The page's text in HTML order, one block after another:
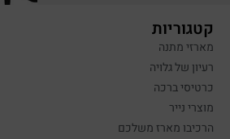
קטגוריות
מארזי מתנה
רעיון של גלויה
כרטיסי ברכה
מוצרי נייר
הרכיבו מארז משלכם